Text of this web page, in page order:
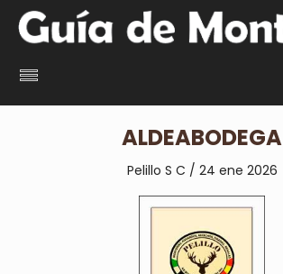
ALDEABODEGA
Pelillo S C / 24 ene 2026